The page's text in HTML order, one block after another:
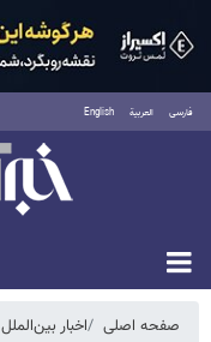
فارسی العربية English
جمعه ۱۶ مرداد ۱۴۰۵
صفحه اصلی اخبار بین‌الملل